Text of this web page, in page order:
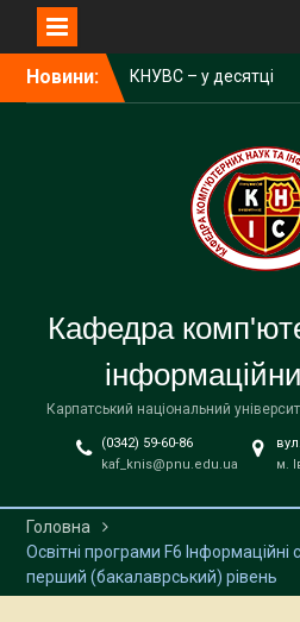
Новини:
КНУВС – у десятці
найкращих ЗВО
акредитаційних
Відбулися захисти
дипломних робіт на
“Інформаційні
технології”
Відбулися захисти
“Комп’ютерні науки”
Кафедра
Карпатський національний
(0342) 59-60-86
kaf_knis@pnu.edu.ua
м.
Головна
Освітні програми F6 Інформаційні
перший (бакалаврський) рівень